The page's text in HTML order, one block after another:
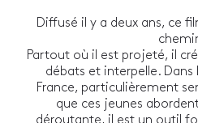
Diffusé il y a deux ans, ce
Partout où il est projeté, il
débats et interpelle.
France, particulièrement
que ces jeunes